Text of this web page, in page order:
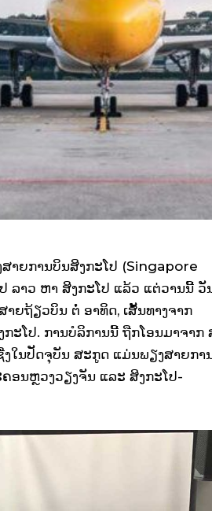
າຍການບິນສິງກະໂປ (Singapore
ລາວ ຫາ ສິງກະໂປ ແລ້ວ ແຕ່ວານນີ້ ວັ
ຍຖ້ຽວບິນ ຕໍ່ ອາທິດ, ເສັ້ນທາງຈາກ
ະໂປ. ການບໍລິການນີ້ ຖືກໂອນມາຈາກ
ໃນປັດຈຸບັນ ສະກູດ ແມ່ນພຽງສາຍກາ
ອນຫຼວງວຽງຈັນ ແລະ ສິງກະໂປ-